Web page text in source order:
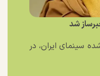
شد
سینمای ایران، در